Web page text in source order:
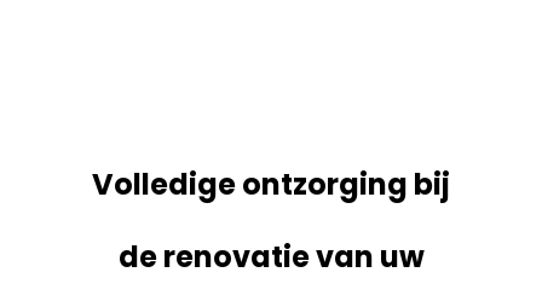
Volledige ontzorging bij
de renovatie van uw